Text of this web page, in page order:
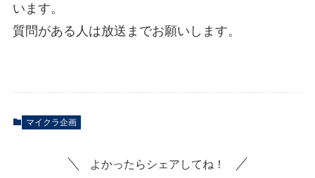
います。
質問がある人は放送までお願いします。
マイクラ企画
よかったらシェアしてね！